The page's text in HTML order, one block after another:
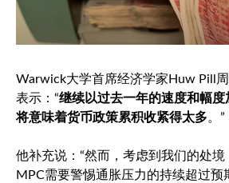
Warwick大学首席经济学家Huw Pill
表示：“继续以过去一年的速度和幅度
将意味着货币政策累积收紧得太多。”
他补充说：“然而，考虑到我们的处境
MPC需要警惕通胀压力的持续超过预